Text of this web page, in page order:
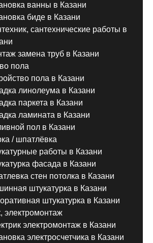
ванны в Казани
биде в Казани
сантехнические работы в
замена труб в Казани
пола
пола в Казани
линолеума в Казани
паркета в Казани
ламината в Казани
пол в Казани
/ шпатлёвка
работы в Казани
фасада в Казани
стен потолка в Казани
штукатурка в Казани
штукатурка в Казани
электромонтаж
электромонтаж в Казани
электросчетчика в Казани